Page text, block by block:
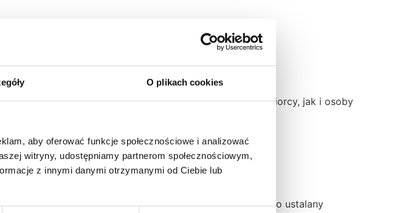
O plikach cookies
aby oferować funkcje społecznościowe i analizować
witryny, udostępniamy partnerom społecznościowym,
z innymi danymi otrzymanymi od Ciebie lub
Skorzystać z niej mogą zarówno przedsiębiorcy, jak i osoby
Hello, możesz liczyć na:
nadane w konkretnym dniu.
takżeinne usługi, zakres współpracy jest każdorazowo ustalany